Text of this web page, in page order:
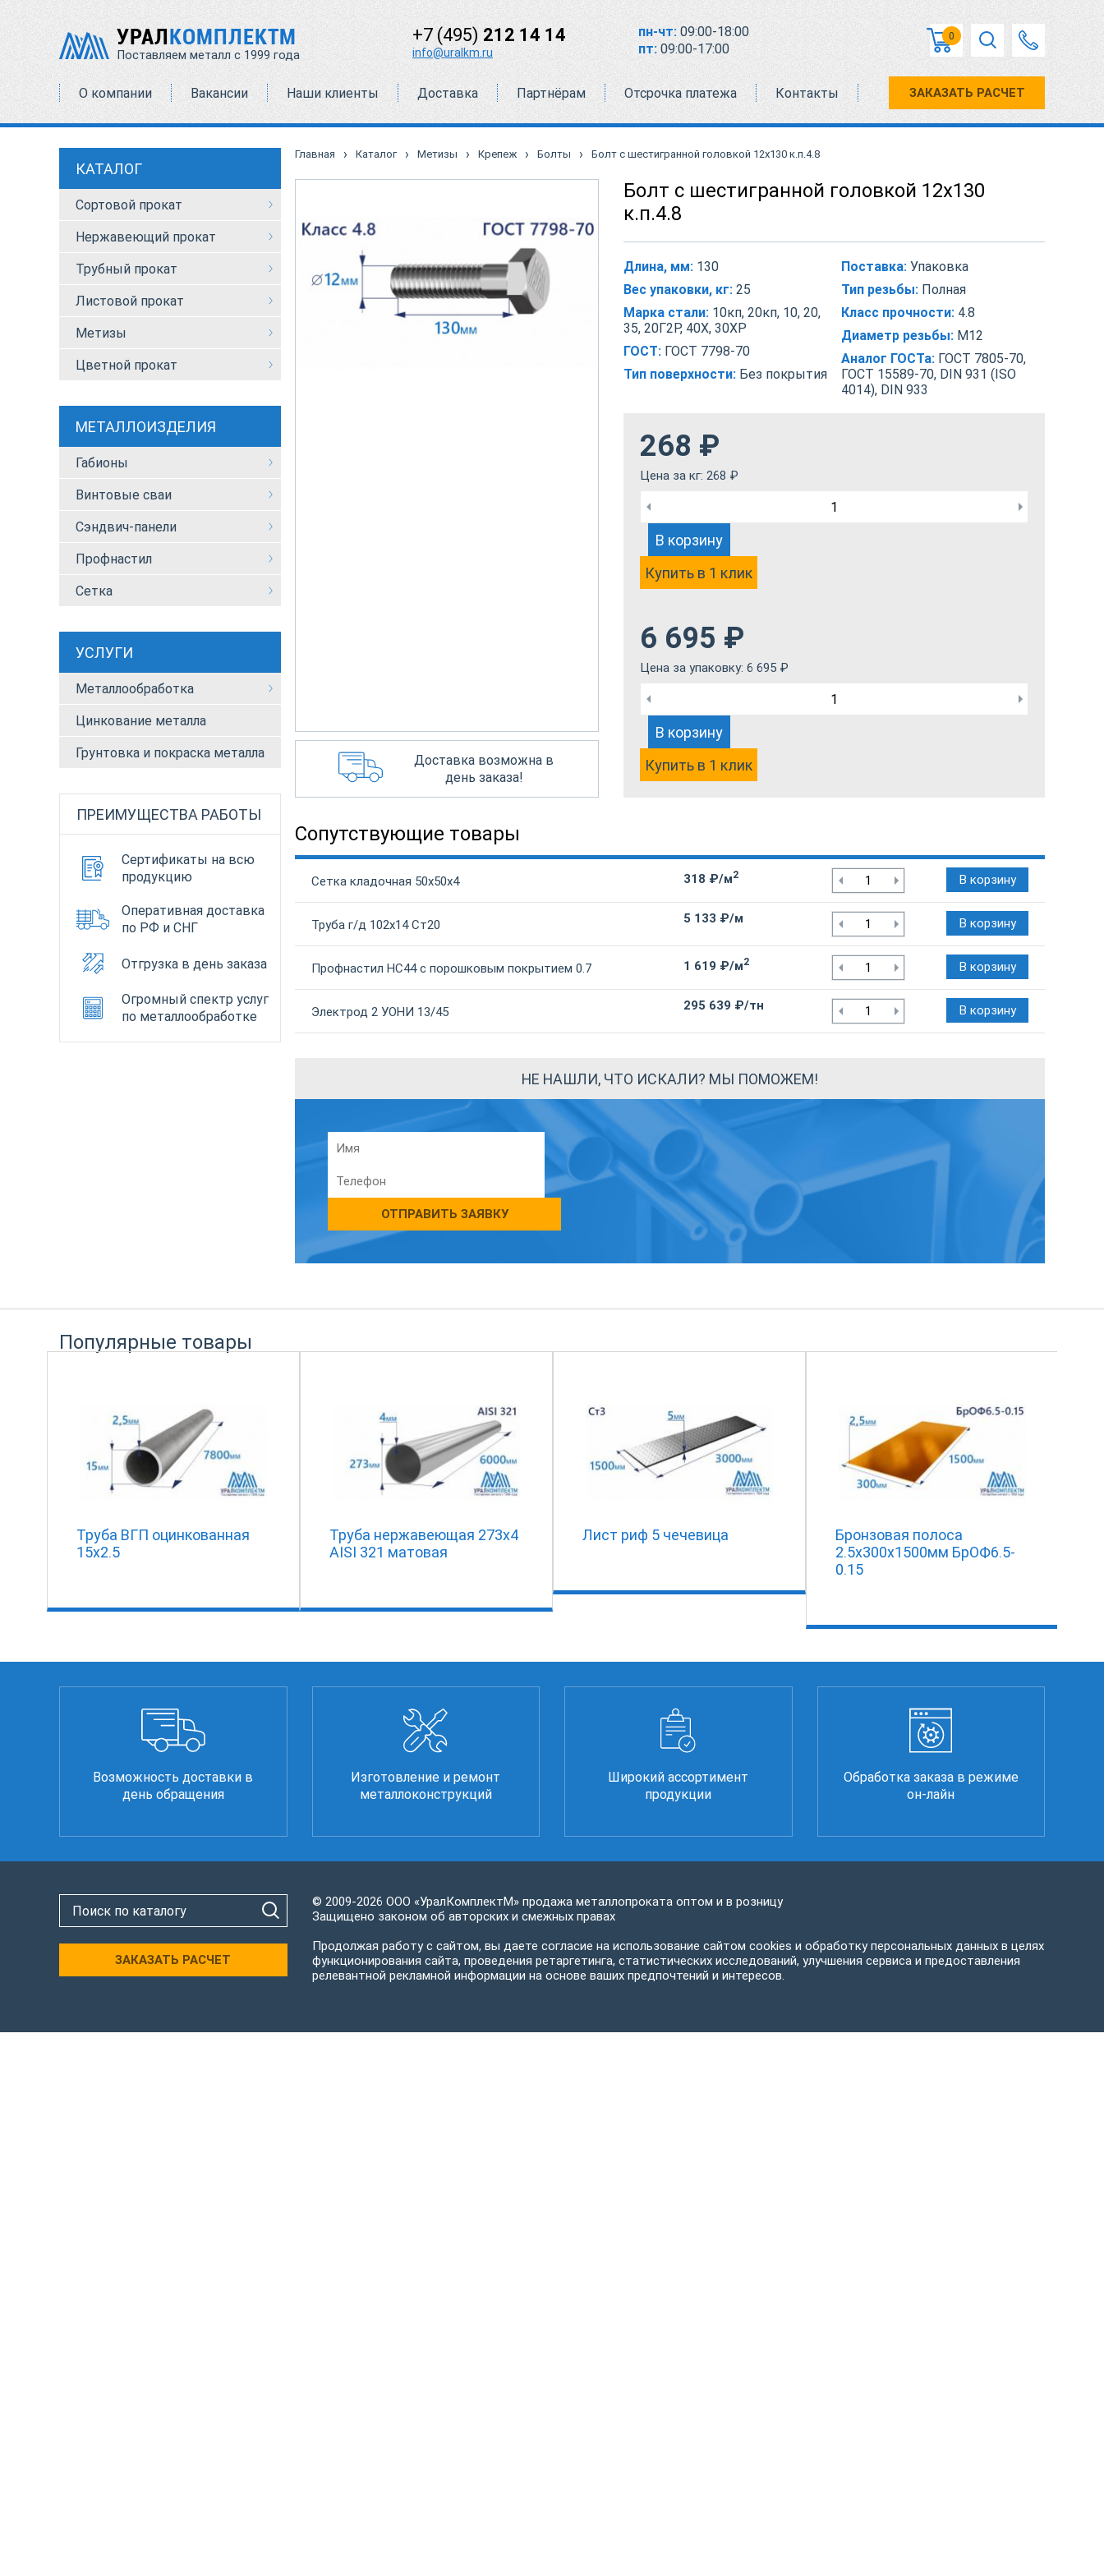
УРАЛКОМПЛЕКТМ
Поставляем металл с 1999 года
+7 (495) 212 14 14
info@uralkm.ru
пн-чт: 09:00-18:00
пт: 09:00-17:00
0
О компании Вакансии Наши клиенты Доставка Партнёрам Отсрочка платежа Контакты ЗАКАЗАТЬ РАСЧЕТ
КАТАЛОГ
Сортовой прокат
Нержавеющий прокат
Трубный прокат
Листовой прокат
Метизы
Цветной прокат
МЕТАЛЛОИЗДЕЛИЯ
Габионы
Винтовые сваи
Сэндвич-панели
Профнастил
Сетка
УСЛУГИ
Металлообработка
Цинкование металла
Грунтовка и покраска металла
ПРЕИМУЩЕСТВА РАБОТЫ
Сертификаты на всю
продукцию
Оперативная доставка
по РФ и СНГ
Отгрузка в день заказа
Огромный спектр услуг
по металлообработке
Главная › Каталог › Метизы › Крепеж › Болты › Болт с шестигранной головкой 12х130 к.п.4.8
Доставка возможна в
день заказа!
Болт с шестигранной головкой 12х130
к.п.4.8
Длина, мм: 130
Вес упаковки, кг: 25
Марка стали: 10кп, 20кп, 10, 20,
35, 20Г2Р, 40Х, 30ХР
ГОСТ: ГОСТ 7798-70
Тип поверхности: Без покрытия
Поставка: Упаковка
Тип резьбы: Полная
Класс прочности: 4.8
Диаметр резьбы: М12
Аналог ГОСТа: ГОСТ 7805-70,
ГОСТ 15589-70, DIN 931 (ISO
4014), DIN 933
268 ₽
Цена за кг: 268 ₽
В корзину
Купить в 1 клик
6 695 ₽
Цена за упаковку: 6 695 ₽
В корзину
Купить в 1 клик
Сопутствующие товары
Сетка кладочная 50х50х4 318 ₽/м2 В корзину
Труба г/д 102х14 Ст20 5 133 ₽/м В корзину
Профнастил НС44 с порошковым покрытием 0.7 1 619 ₽/м2 В корзину
Электрод 2 УОНИ 13/45 295 639 ₽/тн В корзину
НЕ НАШЛИ, ЧТО ИСКАЛИ? МЫ ПОМОЖЕМ!
ОТПРАВИТЬ ЗАЯВКУ
Популярные товары
Труба ВГП оцинкованная
15х2.5
Труба нержавеющая 273х4
AISI 321 матовая
Лист риф 5 чечевица
Бронзовая полоса
2.5x300x1500мм БрОФ6.5-
0.15
Возможность доставки в
день обращения
Изготовление и ремонт
металлоконструкций
Широкий ассортимент
продукции
Обработка заказа в режиме
он-лайн
ЗАКАЗАТЬ РАСЧЕТ
© 2009-2026 ООО «УралКомплектМ» продажа металлопроката оптом и в розницу
Защищено законом об авторских и смежных правах
Продолжая работу с сайтом, вы даете согласие на использование сайтом cookies и обработку персональных данных в целях
функционирования сайта, проведения ретаргетинга, статистических исследований, улучшения сервиса и предоставления
релевантной рекламной информации на основе ваших предпочтений и интересов.